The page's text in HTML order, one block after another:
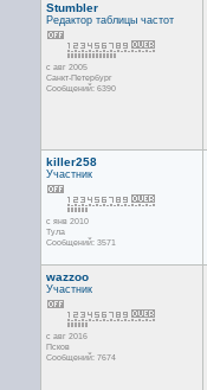
Stumbler
Редактор таблицы частот
с авг 2005
Санкт-Петербург
Сообщений: 6390
killer258
Участник
с янв 2010
Тула
Сообщений: 3571
wazzoo
Участник
с авг 2016
Псков
Сообщений: 7674